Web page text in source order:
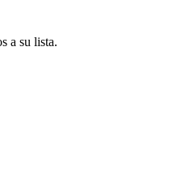
a su lista.